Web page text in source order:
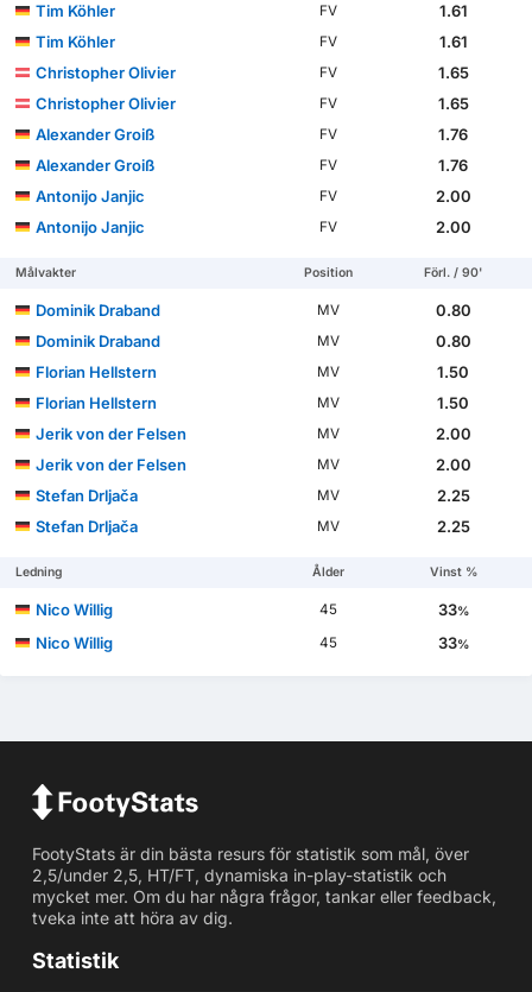
Tim Köhler
FV
1.61
Tim Köhler
FV
1.61
Christopher Olivier
FV
1.65
Christopher Olivier
FV
1.65
Alexander Groiß
FV
1.76
Alexander Groiß
FV
1.76
Antonijo Janjic
FV
2.00
Antonijo Janjic
FV 2.00
Målvakter Position Förl. / 90'
Dominik Draband MV
0.80
Dominik Draband
MV
0.80
Florian Hellstern
MV
1.50
Florian Hellstern
MV
1.50
Jerik von der Felsen
MV
2.00
Jerik von der Felsen
MV
2.00
Stefan Drljača
MV
2.25
Stefan Drljača
MV 2.25
Ledning Ålder Vinst %
Nico Willig 45 33%
Nico Willig 45 33%
FootyStats är din bästa resurs för statistik som mål, över
2,5/under 2,5, HT/FT, dynamiska in-play-statistik och
mycket mer. Om du har några frågor, tankar eller feedback,
tveka inte att höra av dig.
Statistik